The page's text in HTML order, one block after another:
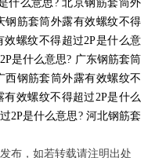
什么意思? 北京钢筋套筒外
钢筋套筒外露有效螺纹不得
效螺纹不得超过2P是什么意
是什么意思? 广东钢筋套筒
西钢筋套筒外露有效螺纹不
效螺纹不得超过2P是什么
2P是什么意思? 河北钢筋套
布，如若转载请注明出处